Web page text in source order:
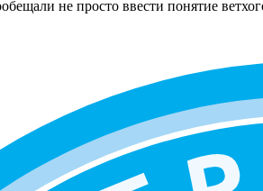
не просто ввести понятие